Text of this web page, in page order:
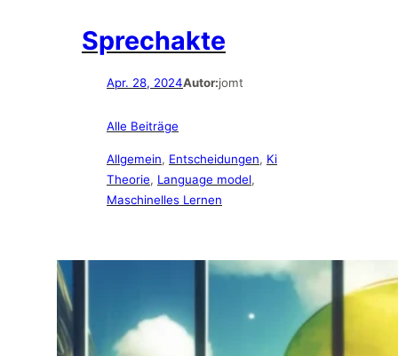
Sprechakte
Apr. 28, 2024Autor:jomt
Alle Beiträge
Allgemein, Entscheidungen, Ki
Theorie, Language model
Maschinelles Lernen